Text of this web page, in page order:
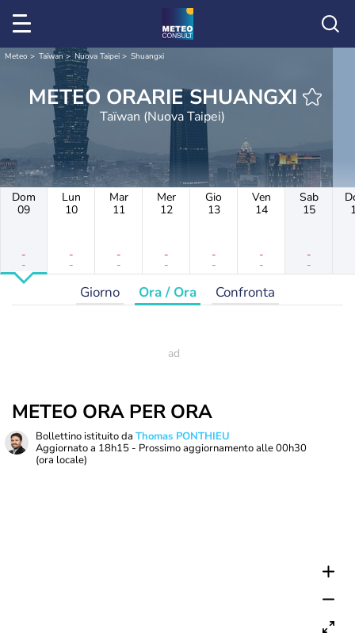
Meteo Taïwan Nuova Taipei Shuangxi
METEO ORARIE SHUANGXI
Taïwan (Nuova Taipei)
Dom
09
-
-
Lun
10
-
-
Mar
11
-
-
Mer
12
-
-
Gio
13
-
-
Ven
14
-
-
Sab
15
-
-
Giorno Ora / Ora Confronta
METEO ORA PER ORA
Bollettino istituito da Thomas PONTHIEU
Aggiornato a 18h15 - Prossimo aggiornamento alle00h30
(ora locale)